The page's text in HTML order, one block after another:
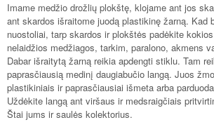
Imame medžio drožlių plokštę, klojame ant jos
ant skardos išraitome juodą plastikinę žarną. Kad
nuostoliai, tarp skardos ir plokštės padėkite
nelaidžios medžiagos, tarkim, paralono, akmens
Dabar išraitytą žarną reikia apdengti stiklu. Tam
paprasčiausią medinį daugiabučio langą. Juos
plastikiniais ir paprasčiausiai išmeta arba
Uždėkite langą ant viršaus ir medsraigčiais
Štai jums ir saulės kolektorius.